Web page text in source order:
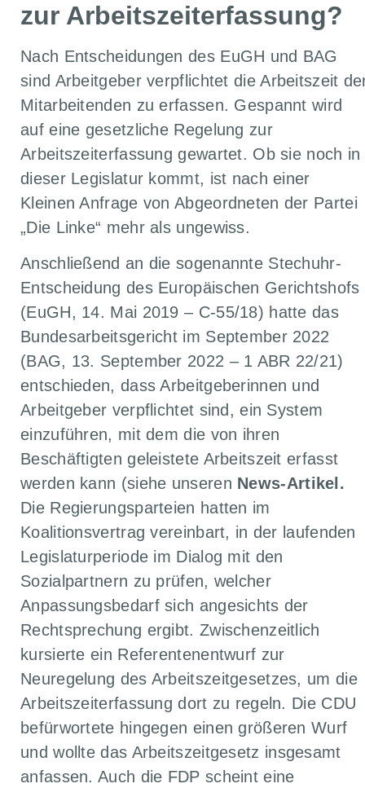
zur Arbeitszeiterfassung?
Nach Entscheidungen des EuGH und BAG
sind Arbeitgeber verpflichtet die Arbeitszeit
Mitarbeitenden zu erfassen. Gespannt wird
auf eine gesetzliche Regelung zur
Arbeitszeiterfassung gewartet. Ob sie noch in
dieser Legislatur kommt, ist nach einer
Kleinen Anfrage von Abgeordneten der Partei
„Die Linke“ mehr als ungewiss.
Anschließend an die sogenannte Stechuhr-
Entscheidung des Europäischen Gerichtshofs
(EuGH, 14. Mai 2019 – C-55/18) hatte das
Bundesarbeitsgericht im September 2022
(BAG, 13. September 2022 – 1 ABR 22/21)
entschieden, dass Arbeitgeberinnen und
Arbeitgeber verpflichtet sind, ein System
einzuführen, mit dem die von ihren
Beschäftigten geleistete Arbeitszeit erfasst
werden kann (siehe unseren News-Artikel.
Die Regierungsparteien hatten im
Koalitionsvertrag vereinbart, in der laufenden
Legislaturperiode im Dialog mit den
Sozialpartnern zu prüfen, welcher
Anpassungsbedarf sich angesichts der
Rechtsprechung ergibt. Zwischenzeitlich
kursierte ein Referentenentwurf zur
Neuregelung des Arbeitszeitgesetzes, um die
Arbeitszeiterfassung dort zu regeln. Die CDU
befürwortete hingegen einen größeren Wurf
und wollte das Arbeitszeitgesetz insgesamt
anfassen. Auch die FDP scheint eine